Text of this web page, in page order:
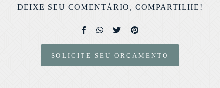
DEIXE SEU COMENTÁRIO, COMPARTILHE!
SOLICITE SEU ORÇAMENTO